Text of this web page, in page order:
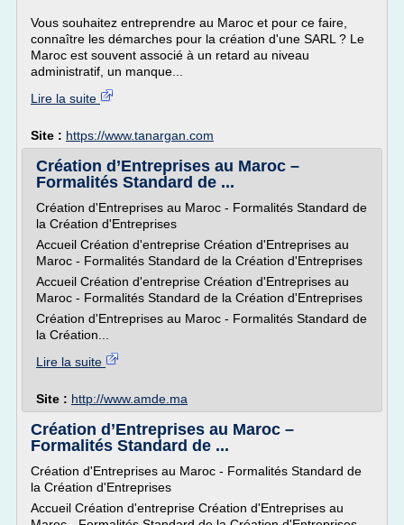
Vous souhaitez entreprendre au Maroc et pour ce faire,
connaître les démarches pour la création d'une SARL ? Le
Maroc est souvent associé à un retard au niveau
administratif, un manque...
Lire la suite
Site : https://www.tanargan.com
Création d’Entreprises au Maroc –
Formalités Standard de ...
Création d'Entreprises au Maroc - Formalités Standard de
la Création d'Entreprises
Accueil Création d'entreprise Création d'Entreprises au
Maroc - Formalités Standard de la Création d'Entreprises
Accueil Création d'entreprise Création d'Entreprises au
Maroc - Formalités Standard de la Création d'Entreprises
Création d'Entreprises au Maroc - Formalités Standard de
la Création...
Lire la suite
Site : http://www.amde.ma
Création d’Entreprises au Maroc –
Formalités Standard de ...
Création d'Entreprises au Maroc - Formalités Standard de
la Création d'Entreprises
Accueil Création d'entreprise Création d'Entreprises au